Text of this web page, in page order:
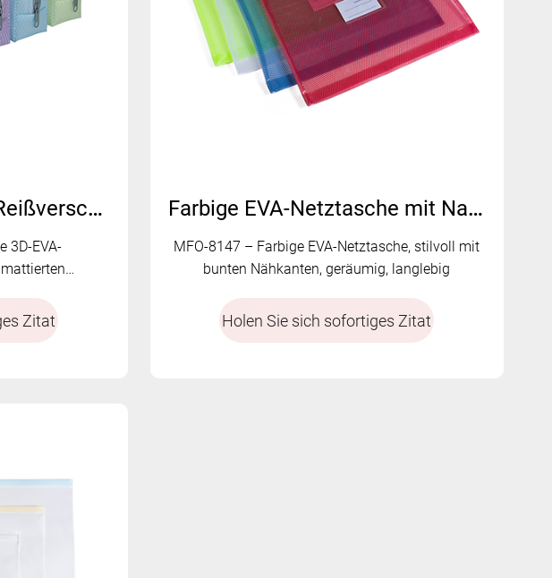
Rechteckige EVA-3D-Reißverschlusstasche – MFO-2B002
3D-EVA-
und Tragegurt
Zitat
Farbige EVA-Netztasche mit Namenskartenhalter – MFO-8147
MFO-8147 – Farbige EVA-Netztasche, stilvoll mit
bunten Nähkanten, geräumig, langlebig
Holen Sie sich sofortiges Zitat